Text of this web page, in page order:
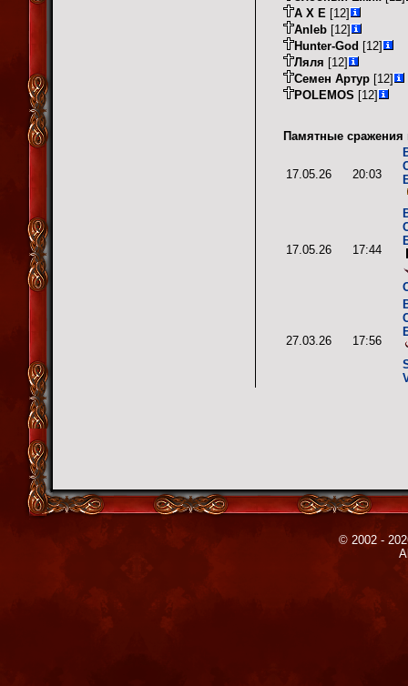
A X E [12]
Anleb [12]
Hunter-God [12]
Ляля [12]
Семен Артур [12]
POLEMOS [12]
Памятные сражения
17.05.26 20:03
17.05.26 17:44
27.03.26 17:56
© 2002 -